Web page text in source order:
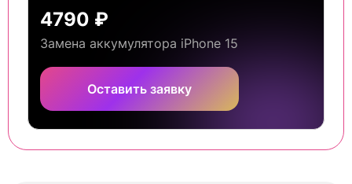
4790 ₽
Замена аккумулятора iPhone 15
Оставить заявку